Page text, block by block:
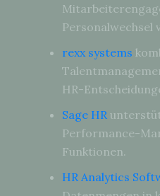
Personalwechsel
rexx systems
HR-
Sage HR
Performance-
Funktionen.
HR Analytics